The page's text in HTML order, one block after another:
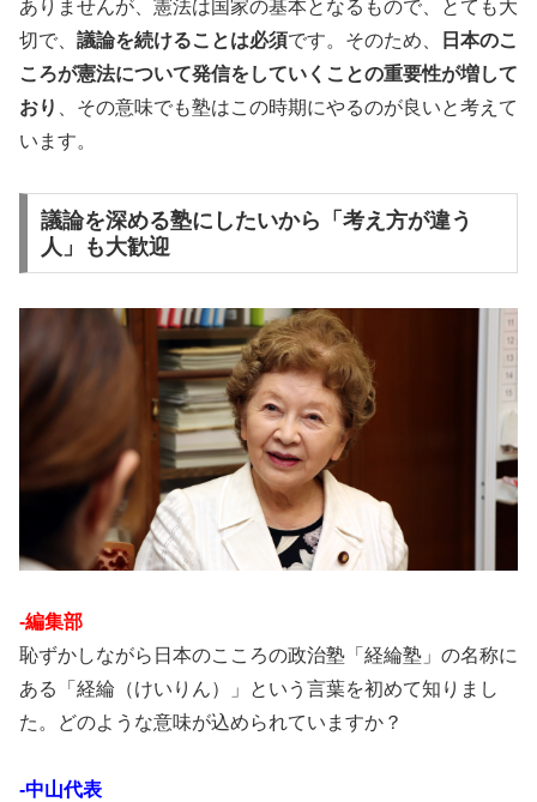
ありませんが、憲法は国家の基本となるもので、とても大
切で、 議論を続けることは必須です。そのため、
日本のこ
ころが憲法について発信をしていくことの重要性が増して
おり
、その意味でも塾はこの時期にやるのが良いと考えて
います。
議論を深める塾にしたいから「考え方が違う
人」も大歓迎
-編集部
恥ずかしながら日本のこころの政治塾「経綸塾」の名称に
ある「経綸（けいりん）」という言葉を初めて知りまし
た。どのような意味が込められていますか？
-中山代表